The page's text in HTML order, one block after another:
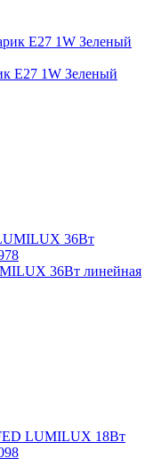
E27 1W Зеленый
36Вт линейная